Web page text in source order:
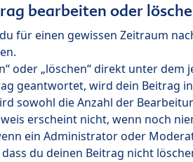
bearbeiten oder
für einen gewissen Zeitraum
oder „löschen“ direkt unter dem
geantwortet, wird dein Beitrag
sowohl die Anzahl der
erscheint nicht, wenn noch
ein Administrator oder
du deinen Beitrag nicht